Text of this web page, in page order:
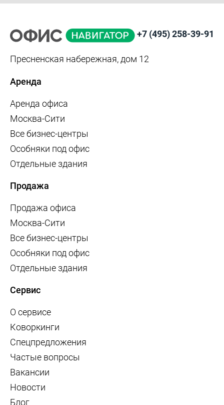
+7 (495) 258-39-91
Пресненская набережная, дом 12
Аренда
Аренда офиса
Москва-Сити
Все бизнес-центры
Особняки под офис
Отдельные здания
Продажа
Продажа офиса
Москва-Сити
Все бизнес-центры
Особняки под офис
Отдельные здания
Сервис
О сервисе
Коворкинги
Спецпредложения
Частые вопросы
Вакансии
Новости
Блог